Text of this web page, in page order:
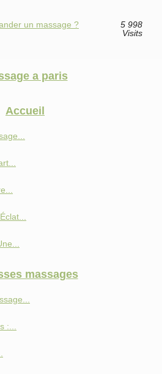
un massage ?
5 998
Visits
a paris
Accueil
massages
:...